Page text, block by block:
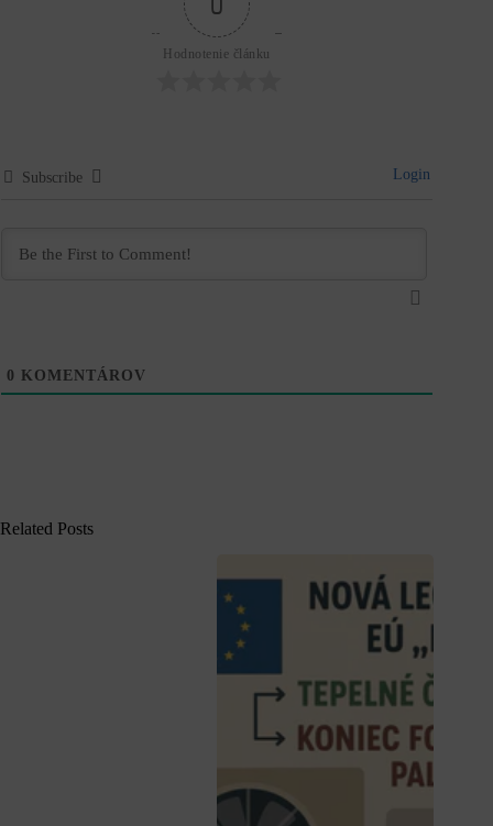
Hodnotenie článku
Subscribe Login
0 KOMENTÁROV
Related Posts